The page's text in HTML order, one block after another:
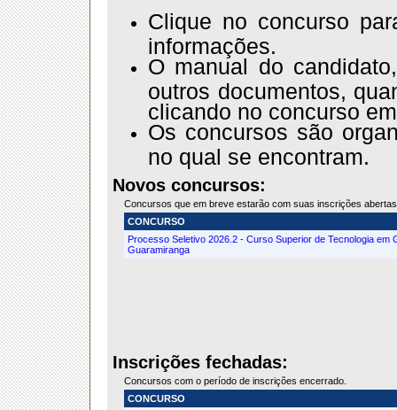
Clique no concurso
informações.
O manual do
outros documentos,
clicando no concurso
Os concursos são
no qual se encontram.
Novos concursos:
Concursos que em breve estarão com suas inscrições
CONCURSO
Processo Seletivo 2026.2 - Curso Superior de Tecnologia em
Guaramiranga
Inscrições fechadas:
Concursos com o período de inscrições encerrado.
CONCURSO